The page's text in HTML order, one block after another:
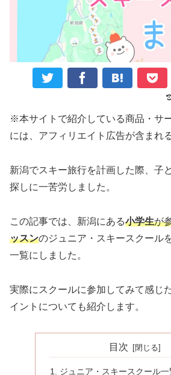
※本サイトで紹介している商品・サ
には、アフィリエイト広告が含まれ
新潟でスキー旅行を計画した際、子
探しに一苦労しました。
この記事では、新潟にある小学生が
ッスンのジュニア・スキースクール
一覧にしました。
実際にスクールに参加してみて感じ
イントについても紹介します。
目次
ジュニア・スキースクール一